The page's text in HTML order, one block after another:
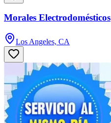
Morales Electrodomésticos
Los Angeles, CA